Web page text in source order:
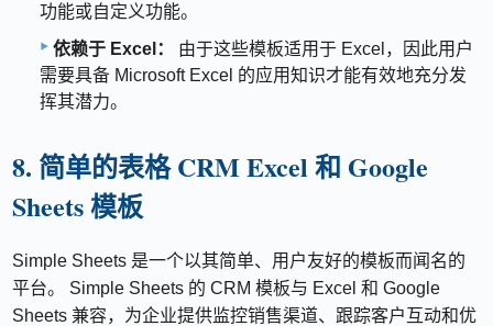
功能或自定义功能。
依赖于 Excel：
由于这些模板适用于 Excel，因此用户
需要具备 Microsoft Excel 的应用知识才能有效地充分发
挥其潜力。
8. 简单的表格 CRM Excel 和 Google
Sheets 模板
Simple Sheets 是一个以其简单、用户友好的模板而闻名的
平台。 Simple Sheets 的 CRM 模板与 Excel 和 Google
Sheets 兼容，为企业提供监控销售渠道、跟踪客户互动和优